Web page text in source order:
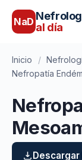
NaD al día
Inicio /
Nefropatía
Descargar